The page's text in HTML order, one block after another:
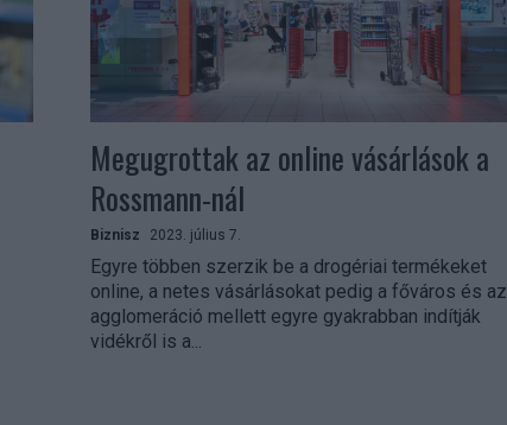
Megugrottak az online vásárlások a
Rossmann-nál
Biznisz 2023. július 7.
Egyre többen szerzik be a drogériai termékeket
online, a netes vásárlásokat pedig a főváros és az
agglomeráció mellett egyre gyakrabban indítják
vidékről is a...